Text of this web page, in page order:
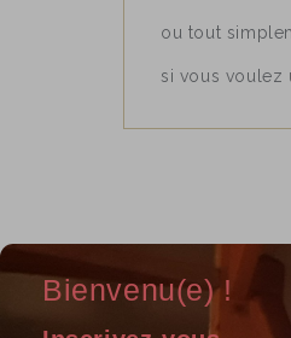
ou tout
si vous voulez
Bienvenu(e) !